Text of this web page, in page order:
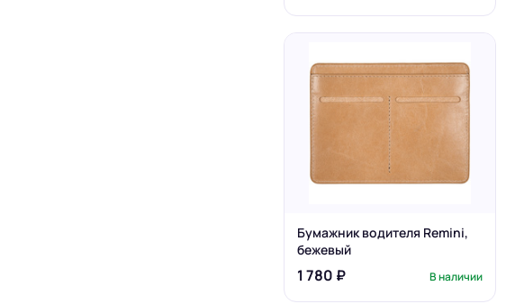
Бумажник водителя Remini,
бежевый
1 780 ₽ В наличии